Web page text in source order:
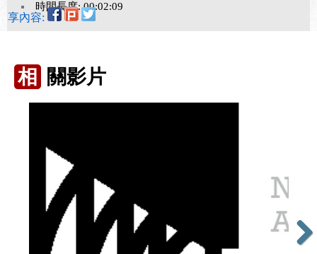
時間長度: 00:02:09
享內容:
相 關影片